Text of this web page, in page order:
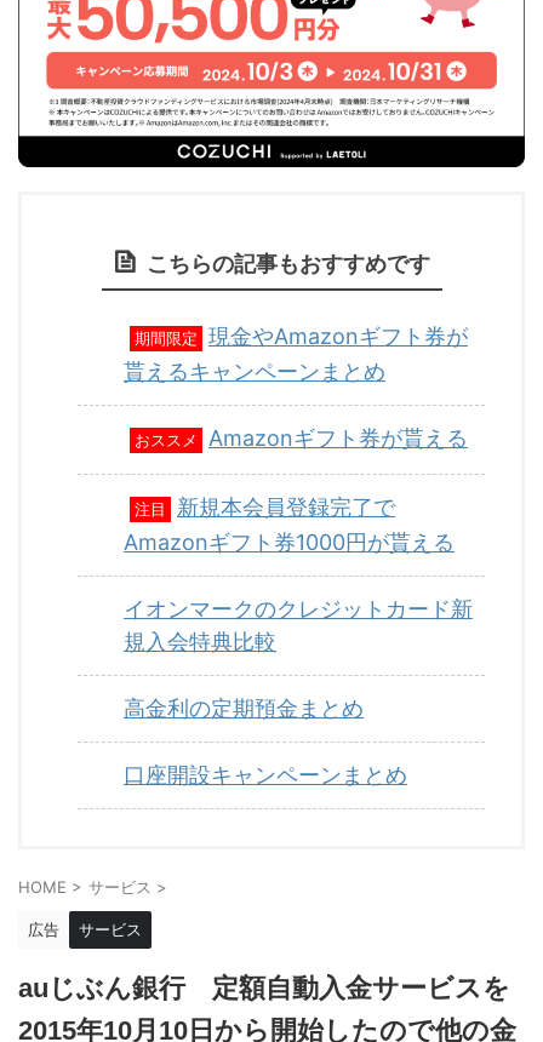
こちらの記事もおすすめです
期間限定
現金やAmazonギフト券が
貰えるキャンペーンまとめ
おススメ Amazonギフト券が貰える
注目
新規本会員登録完了で
Amazonギフト券1000円が貰える
イオンマークのクレジットカード新
規入会特典比較
高金利の定期預金まとめ
口座開設キャンペーンまとめ
HOME > サービス >
広告 サービス
auじぶん銀行 定額自動入金サービスを
2015年10月10日から開始したので他の金